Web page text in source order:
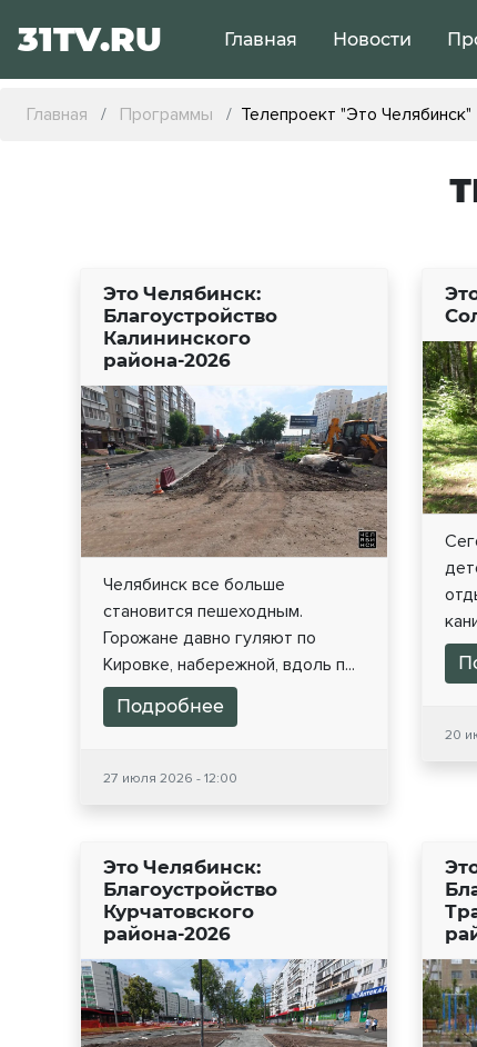
31TV.RU Главная Новости
Главная Программы Телепроект "Это Челябинск"
Это Челябинск:
Благоустройство
Калининского
района-2026
Челябинск все больше
становится пешеходным.
Горожане давно гуляют по
Кировке, набережной, вдоль п...
Подробнее
27 июля 2026 - 12:00
20
Это Челябинск:
Благоустройство
Курчатовского
района-2026